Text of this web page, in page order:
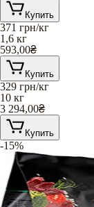
Купить
371 грн/кг
1,6 кг
593,00₴
Купить
329 грн/кг
10 кг
3 294,00₴
Купить
-15%